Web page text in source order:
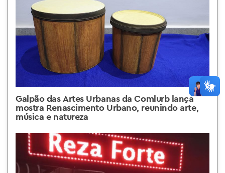
Galpão das Artes Urbanas da Comlurb lança
mostra Renascimento Urbano, reunindo arte,
música e natureza